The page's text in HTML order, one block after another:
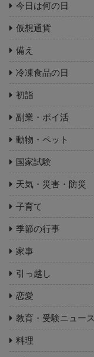
今日は何の日
仮想通貨
備え
冷凍食品の日
初詣
副業・ポイ活
動物・ペット
国家試験
天気・災害・防災
子育て
季節の行事
家事
引っ越し
恋愛
教育・受験ニュース
料理